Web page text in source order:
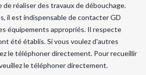
de réaliser des travaux de débouchage.
il est indispensable de contacter GD
équipements appropriés. Il respecte
été établis. Si vous voulez d'autres
le téléphoner directement. Pour recueillir
le téléphoner directement.